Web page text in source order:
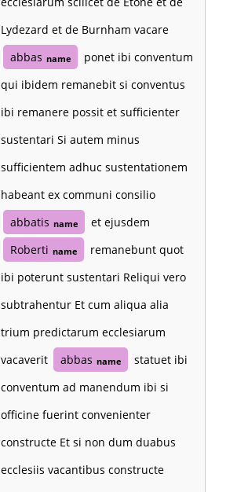
Lydezard et de Burnham vacare
abbas name
ponet ibi conventum
qui ibidem remanebit si conventus
ibi remanere possit et sufficienter
sustentari Si autem minus
sufficientem adhuc sustentationem
habeant ex communi consilio
abbatis name
et ejusdem
Roberti name
remanebunt quot
ibi poterunt sustentari Reliqui vero
subtrahentur Et cum aliqua alia
trium predictarum ecclesiarum
vacaverit
abbas name
statuet ibi
conventum ad manendum ibi si
officine fuerint convenienter
constructe Et si non dum duabus
ecclesiis vacantibus constructe